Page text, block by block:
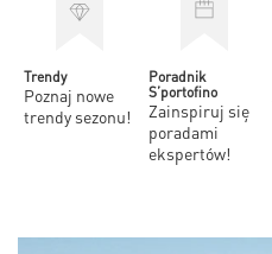
Trendy
Poznaj nowe
trendy sezonu!
Poradnik
S’portofino
Zainspiruj się
poradami
ekspertów!